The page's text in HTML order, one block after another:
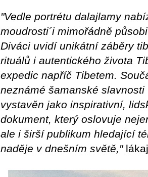
"Vedle portrétu dalajlamy
moudrosti´i mimořádně
Diváci uvidí unikátní záběry
rituálů i autentického života
expedic napříč Tibetem.
neznámé šamanské
vystavěn jako inspirativní,
dokument, který oslovuje
ale i širší publikum hledající
naděje v dnešním světě,"